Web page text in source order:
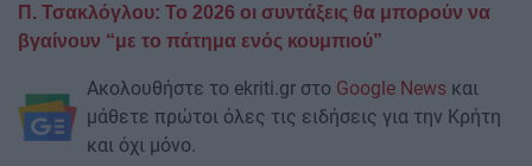
Π. Τσακλόγλου: Το 2026 οι συντάξεις θα μπορούν να
βγαίνουν “με το πάτημα ενός κουμπιού”
Ακολουθήστε το ekriti.gr στο Google News και
μάθετε πρώτοι όλες τις ειδήσεις για την Κρήτη
και όχι μόνο.